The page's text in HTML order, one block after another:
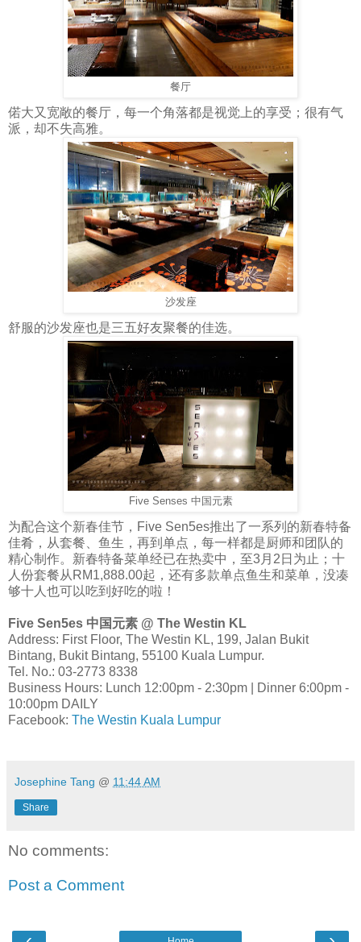
餐厅
偌大又宽敞的餐厅，每一个角落都是视觉上的享受；很有气
派，却不失高雅。
沙发座
舒服的沙发座也是三五好友聚餐的佳选。
Five Senses 中国元素
为配合这个新春佳节，Five Sen5es推出了一系列的新春特备
佳肴，从套餐、鱼生，再到单点，每一样都是厨师和团队的
精心制作。新春特备菜单经已在热卖中，至3月2日为止；十
人份套餐从RM1,888.00起，还有多款单点鱼生和菜单，没凑
够十人也可以吃到好吃的啦！
Five Sen5es 中国元素 @ The Westin KL
Address: First Floor, The Westin KL, 199, Jalan Bukit
Bintang, Bukit Bintang, 55100 Kuala Lumpur.
Tel. No.: 03-2773 8338
Business Hours: Lunch 12:00pm - 2:30pm | Dinner 6:00pm -
10:00pm DAILY
Facebook: The Westin Kuala Lumpur
Josephine Tang @ 11:44 AM
Share
No comments:
Post a Comment